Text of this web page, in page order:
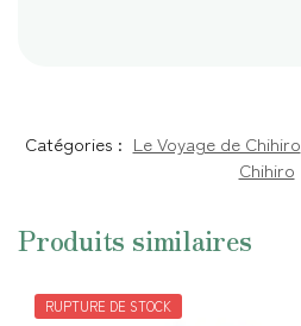
Catégories : Le Voyage de Chihiro
Chihiro
Produits similaires
RUPTURE DE STOCK